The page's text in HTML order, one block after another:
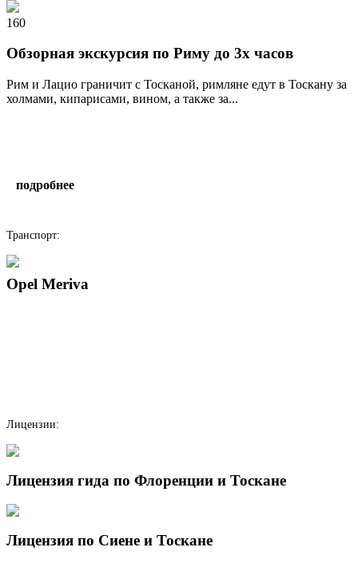
160
Обзорная экскурсия по Риму до 3х часов
Рим и Лацио граничит с Тосканой, римляне едут в Тоскану за
холмами, кипарисами, вином, а также за...
подробнее
Транспорт:
Opel Meriva
Лицензии:
Лицензия гида по Флоренции и Тоскане
Лицензия по Сиене и Тоскане